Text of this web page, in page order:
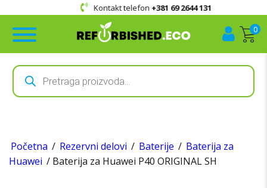
Kontakt telefon+381 69 2644 131
0
Products
search
Početna / Rezervni delovi / Baterije / Baterija za
Huawei / Baterija za Huawei P40 ORIGINAL SH